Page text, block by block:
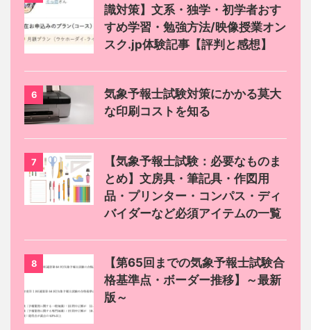
識対策】文系・独学・初学者おす
すめ学習・勉強方法/映像授業オン
スク.jp体験記事【評判と感想】
6
気象予報士試験対策にかかる莫大
な印刷コストを知る
7
【気象予報士試験：必要なものま
とめ】文房具・筆記具・作図用
品・プリンター・コンパス・ディ
バイダーなど必須アイテムの一覧
8
【第65回までの気象予報士試験合
格基準点・ボーダー推移】～最新
版～